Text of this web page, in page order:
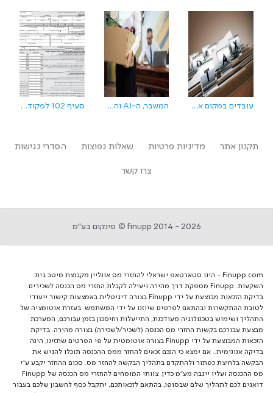
עובדים במקום אחד- 5 סיבות מפתיעות שאולי מגיע לכם החזר מס המשבר, ה-AI והחזרי מס: למה הטלטלה בהייטק שווה לכם כסף סעיף 102 לפקודת מס הכנסה – מיסוי אופציות לעובדים
תקנון אתר מדיניות פרטיות שאלות נפוצות הסדרי נגישות
צרו קשר
finupp 2014 - 2026 © פינקום בע״מ
Finupp.com - הינו סטארטאפ ישראלי להחזרי מס אונליין מקבוצת מיטב בית
השקעות. Finupp מספקת דרך מהירה ויעילה לקבלת החזרי מס הכנסה לשכירים.
בדיקת הזכאות מבוצעת על ידי Finupp בצורה דיגיטלית באמצעות קישור ייעודי
לטובת ההתקשרות ובהתאם לפרטים שיוזנו על ידי המשתמש. בעזרת אוטומציה של
התהליך ושימוש בטכנולוגיה מעודכנת, התייעלות וחיסכון בזמן עבורכם, המערכת
מבצעת עבורכם בקשות החזרי מס הכנסה (לשכיר/לשכירה) בצורה מהירה. בדיקת
הזכאות המבוצעת על ידי Finupp בצורה אוטומטית על פי הפרטים שתזינו, הינה
בדיקה אנונימית.. אם ימצא כי הנכם זכאים להחזר ממס ההכנסה תוכלו להגיש את
הבקשה בלחיצת כפתור ולהתקדם בתהליך הבקשה להחזר מס. סכום ההחזר יקבע ע"י
מס ההכנסה ועליו ייגבה מע"מ כדין. צוותי המומחים להחזרי מס הכנסה של Finupp
דואגים לכם לתהליך שלם שבסופו, בהתאם לזכאותכם, יתקבל כסף לחשבון שלכם בעבור